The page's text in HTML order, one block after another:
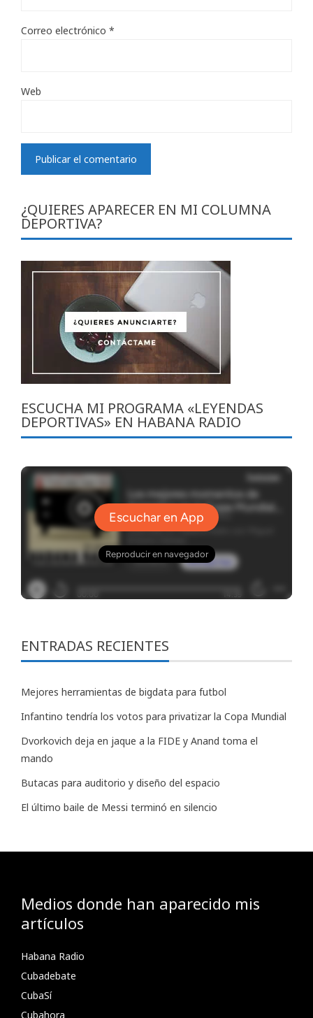
Correo electrónico *
Web
¿QUIERES APARECER EN MI COLUMNA
DEPORTIVA?
ESCUCHA MI PROGRAMA «LEYENDAS
DEPORTIVAS» EN HABANA RADIO
ENTRADAS RECIENTES
Mejores herramientas de bigdata para futbol
Infantino tendría los votos para privatizar la Copa Mundial
Dvorkovich deja en jaque a la FIDE y Anand toma el
mando
Butacas para auditorio y diseño del espacio
El último baile de Messi terminó en silencio
Medios donde han aparecido mis
artículos
Habana Radio
Cubadebate
CubaSí
Cubahora